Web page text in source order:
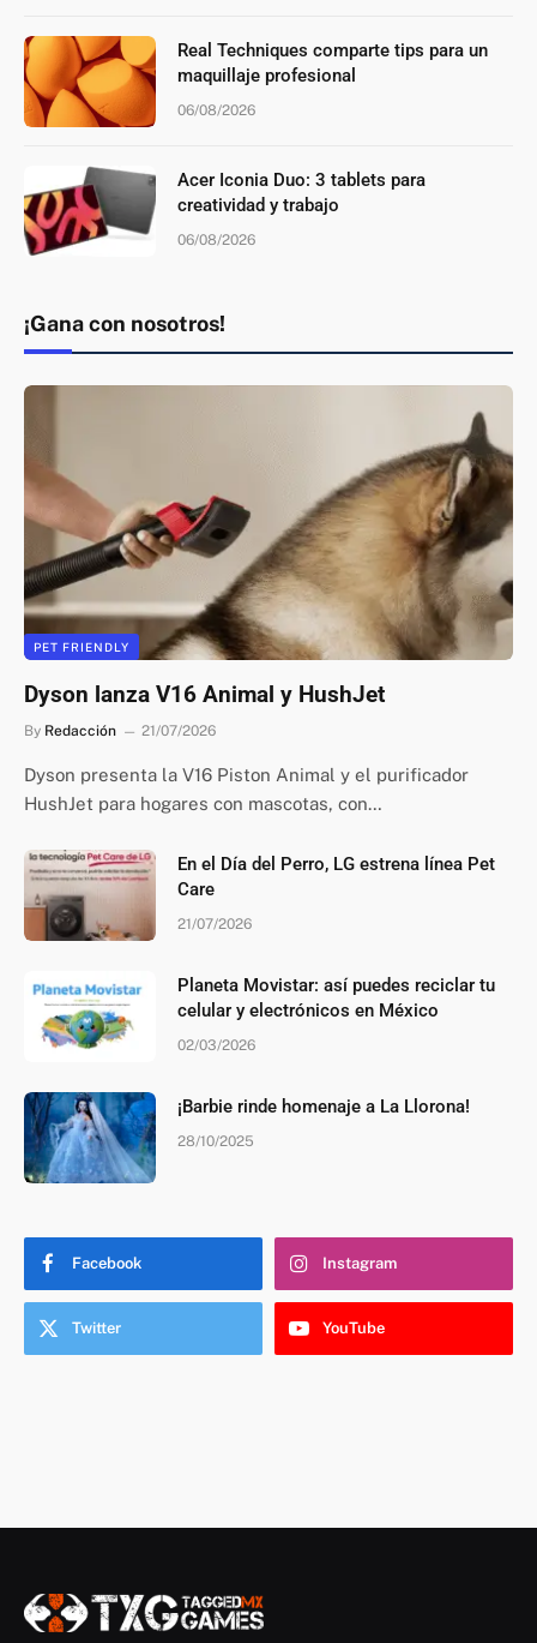
Real Techniques comparte tips para un
maquillaje profesional
06/08/2026
Acer Iconia Duo: 3 tablets para
creatividad y trabajo
06/08/2026
¡Gana con nosotros!
PET FRIENDLY
Dyson lanza V16 Animal y HushJet
By Redacción 21/07/2026
Dyson presenta la V16 Piston Animal y el purificador
HushJet para hogares con mascotas, con…
En el Día del Perro, LG estrena línea Pet
Care
21/07/2026
Planeta Movistar: así puedes reciclar tu
celular y electrónicos en México
02/03/2026
¡Barbie rinde homenaje a La Llorona!
28/10/2025
Facebook Instagram
Twitter YouTube